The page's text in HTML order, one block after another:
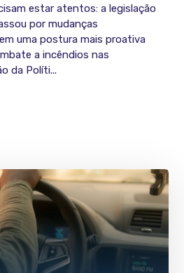
estar atentos: a legislação
por mudanças
uma postura mais proativa
a incêndios nas
da Políti...